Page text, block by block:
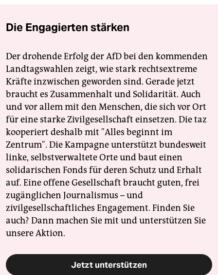
Die Engagierten stärken
Der drohende Erfolg der AfD bei den kommenden
Landtagswahlen zeigt, wie stark rechtsextreme
Kräfte inzwischen geworden sind. Gerade jetzt
braucht es Zusammenhalt und Solidarität. Auch
und vor allem mit den Menschen, die sich vor Ort
für eine starke Zivilgesellschaft einsetzen. Die taz
kooperiert deshalb mit "Alles beginnt im
Zentrum". Die Kampagne unterstützt bundesweit
linke, selbstverwaltete Orte und baut einen
solidarischen Fonds für deren Schutz und Erhalt
auf. Eine offene Gesellschaft braucht guten, frei
zugänglichen Journalismus – und
zivilgesellschaftliches Engagement. Finden Sie
auch? Dann machen Sie mit und unterstützen Sie
unsere Aktion.
Jetzt unterstützen